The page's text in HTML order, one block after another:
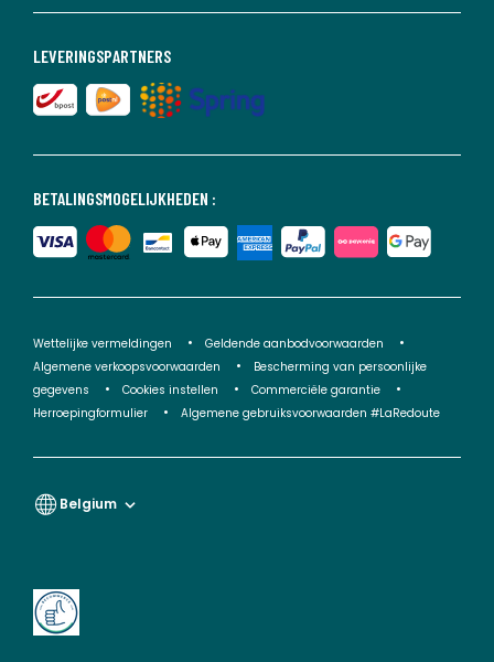
BETALINGSMOGELIJKHEDEN :
LEVERINGSPARTNERS
Wettelijke vermeldingen
Geldende aanbodvoorwaarden
Algemene verkoopsvoorwaarden
Bescherming van persoonlijke
gegevens
Cookies instellen
Commerciële garantie
Herroepingformulier
Algemene gebruiksvoorwaarden #LaRedoute
Belgium